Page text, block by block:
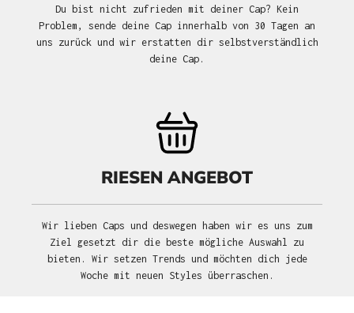
Du bist nicht zufrieden mit deiner Cap? Kein
Problem, sende deine Cap innerhalb von 30 Tagen an
uns zurück und wir erstatten dir selbstverständlich
deine Cap.
RIESEN ANGEBOT
Wir lieben Caps und deswegen haben wir es uns zum
Ziel gesetzt dir die beste mögliche Auswahl zu
bieten. Wir setzen Trends und möchten dich jede
Woche mit neuen Styles überraschen.